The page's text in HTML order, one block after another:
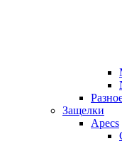
Защелки
Apecs